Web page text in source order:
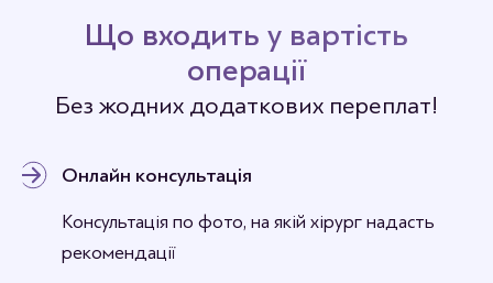
Що входить у вартість
операції
Без жодних додаткових переплат!
Онлайн консультація
Консультація по фото, на якій хірург надасть
рекомендації